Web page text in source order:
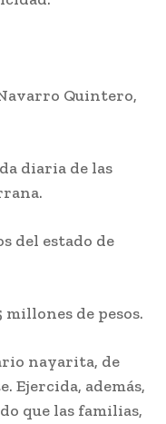
Quintero,
diaria de las
del estado de
de pesos.
nayarita, de
Ejercida, además,
que las familias,